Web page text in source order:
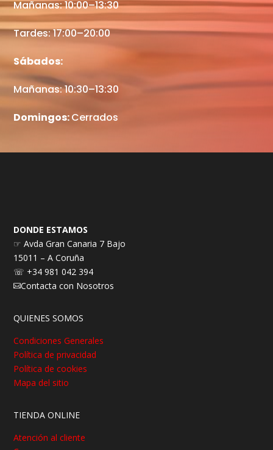
Mañanas: 10:00–13:30
Tardes: 17:00–20:00
Sábados:
Mañanas: 10:30–13:30
Domingos:Cerrados
DONDE ESTAMOS
☞ Avda Gran Canaria 7 Bajo
15011 – A Coruña
☏ +34 981 042 394
Contacta con Nosotros
QUIENES SOMOS
Condiciones Generales
Política de privacidad
Política de cookies
Mapa del sitio
TIENDA ONLINE
Atención al cliente